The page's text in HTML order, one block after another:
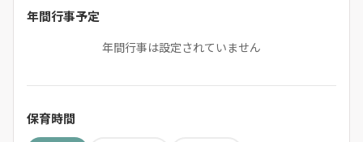
年間行事予定
年間行事は設定されていません
保育時間